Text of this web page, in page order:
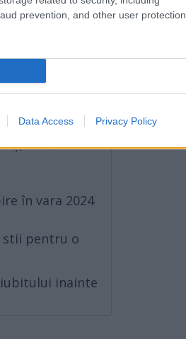
prevention, and other user protection.
Data Access Privacy Policy
7 motive sa il
dacă vrei o
în vara 2024
stii pentru o
inainte